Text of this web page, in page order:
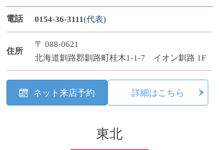
電話 0154-36-3111(代表)
住所
〒 088-0621
北海道釧路郡釧路町桂木1-1-7 イオン釧路 1F
ネット来店予約 詳細はこちら
東北